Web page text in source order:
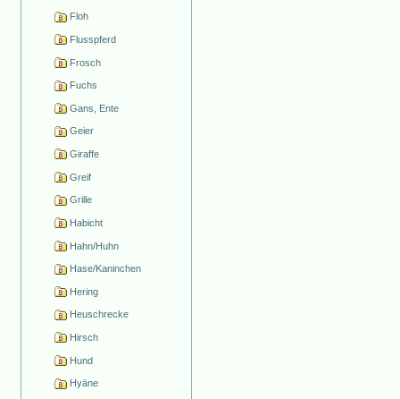
Floh
Flusspferd
Frosch
Fuchs
Gans, Ente
Geier
Giraffe
Greif
Grille
Habicht
Hahn/Huhn
Hase/Kaninchen
Hering
Heuschrecke
Hirsch
Hund
Hyäne